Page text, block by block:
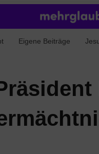
Eigene Beiträge